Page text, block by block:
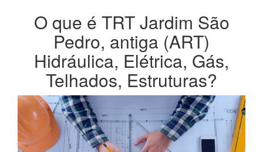
O que é TRT Jardim São
Pedro, antiga (ART)
Hidráulica, Elétrica, Gás,
Telhados, Estruturas?